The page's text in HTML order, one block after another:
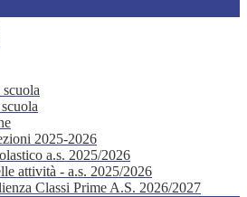
2025-2026
a.s. 2025/2026
attività - a.s. 2025/2026
Classi Prime A.S. 2026/2027